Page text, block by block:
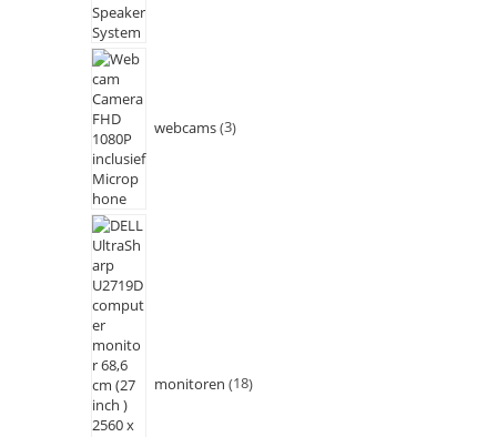
webcams 3
monitoren 18